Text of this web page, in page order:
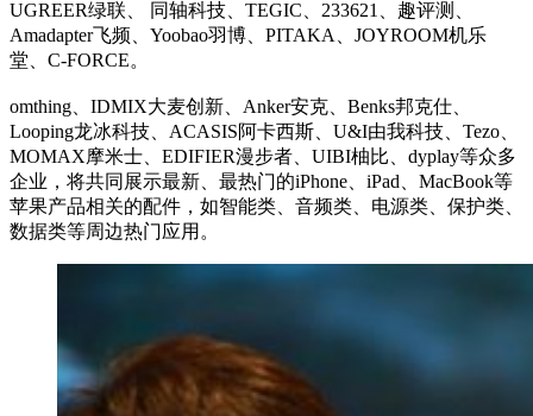
UGREER绿联、 同轴科技、TEGIC、233621、趣评测、
Amadapter飞频、Yoobao羽博、PITAKA、JOYROOM机乐
堂、C-FORCE。
omthing、IDMIX大麦创新、Anker安克、Benks邦克仕、
Looping龙冰科技、ACASIS阿卡西斯、U&I由我科技、Tezo、
MOMAX摩米士、EDIFIER漫步者、UIBI柚比、dyplay等众多
企业，将共同展示最新、最热门的iPhone、iPad、MacBook等
苹果产品相关的配件，如智能类、音频类、电源类、保护类、
数据类等周边热门应用。